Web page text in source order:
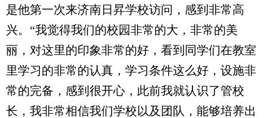
是他第一次来济南日昇学校访问，感到非常高
兴。“我觉得我们的校园非常的大，非常的美
丽，对这里的印象非常的好，看到同学们在教室
里学习的非常的认真，学习条件这么好，设施非
常的完备，感到很开心，此前我就认识了管校
长，我非常相信我们学校以及团队，能够培养出